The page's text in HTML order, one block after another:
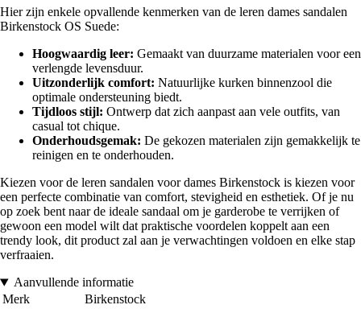
Hier zijn enkele opvallende kenmerken van de leren dames sandalen
Birkenstock OS Suede:
Hoogwaardig leer: Gemaakt van duurzame materialen voor een
verlengde levensduur.
Uitzonderlijk comfort: Natuurlijke kurken binnenzool die
optimale ondersteuning biedt.
Tijdloos stijl: Ontwerp dat zich aanpast aan vele outfits, van
casual tot chique.
Onderhoudsgemak: De gekozen materialen zijn gemakkelijk te
reinigen en te onderhouden.
Kiezen voor de leren sandalen voor dames Birkenstock is kiezen voor
een perfecte combinatie van comfort, stevigheid en esthetiek. Of je nu
op zoek bent naar de ideale sandaal om je garderobe te verrijken of
gewoon een model wilt dat praktische voordelen koppelt aan een
trendy look, dit product zal aan je verwachtingen voldoen en elke stap
verfraaien.
Aanvullende informatie
Merk
Birkenstock